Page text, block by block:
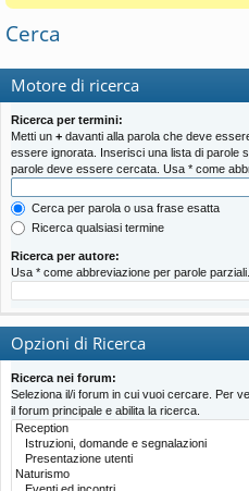
Cerca
Motore di ricerca
Ricerca per termini:
Metti un + davanti alla parola che deve
essere ignorata. Inserisci una lista di parole
parole deve essere cercata. Usa * come
Cerca per parola o usa frase esatta
Ricerca qualsiasi termine
Ricerca per autore:
Usa * come abbreviazione per parole parziali.
Opzioni di Ricerca
Ricerca nei forum:
Seleziona il/i forum in cui vuoi cercare. Per
il forum principale e abilita la ricerca.